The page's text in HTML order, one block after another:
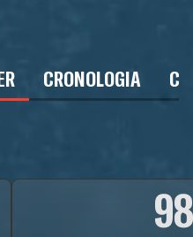
CRONOLOGIA
98